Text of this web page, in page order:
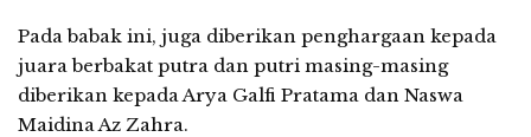
Pada babak ini, juga diberikan penghargaan kepada
juara berbakat putra dan putri masing-masing
diberikan kepada Arya Galfi Pratama dan Naswa
Maidina Az Zahra.